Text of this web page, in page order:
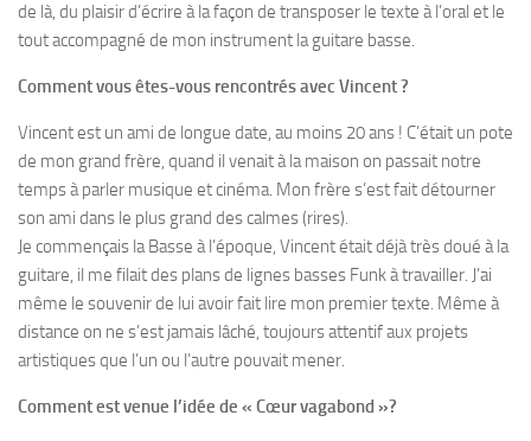
de là, du plaisir d’écrire à la façon de transposer le texte à l’oral et le
tout accompagné de mon instrument la guitare basse.
Comment vous êtes-vous rencontrés avec Vincent ?
Vincentest un ami de longue date, au moins 20 ans ! C’était un pote
de mon grand frère, quand il venait à la maison on passait notre
temps à parler musique et cinéma. Mon frère s’est fait détourner
son ami dans le plus grand des calmes (rires).
Je commençais la Basse à l’époque, Vincent était déjà très doué à la
guitare, il me filait des plans de lignes basses Funk à travailler. J’ai
même le souvenir de lui avoir fait lire mon premier texte. Même à
distance on ne s’est jamais lâché, toujours attentif aux projets
artistiques que l’un ou l’autre pouvait mener.
Comment est venue l’idée de « Cœur vagabond »?